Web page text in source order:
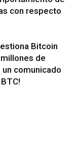
con respecto
Bitcoin
de
comunicado